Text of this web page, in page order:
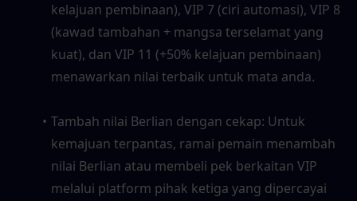
kelajuan pembinaan), VIP 7 (ciri automasi), VIP 8
(kawad tambahan + mangsa terselamat yang
kuat), dan VIP 11 (+50% kelajuan pembinaan)
menawarkan nilai terbaik untuk mata anda.
Tambah nilai Berlian dengan cekap: Untuk
kemajuan terpantas, ramai pemain menambah
nilai Berlian atau membeli pek berkaitan VIP
melalui platform pihak ketiga yang dipercayai